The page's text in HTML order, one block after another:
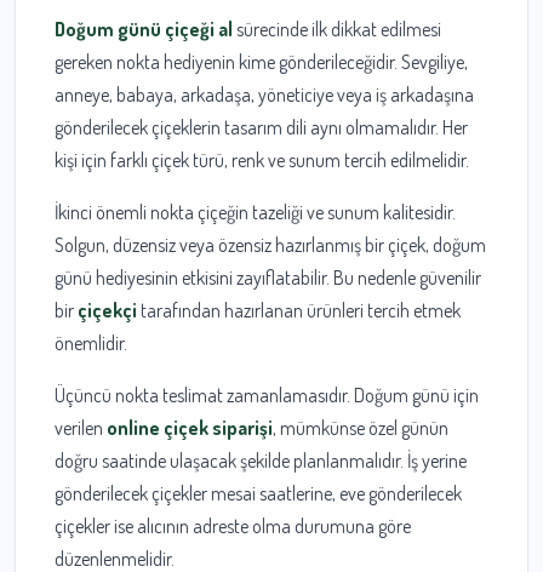
Doğum günü çiçeği al sürecinde ilk dikkat edilmesi
gereken nokta hediyenin kime gönderileceğidir. Sevgiliye,
anneye, babaya, arkadaşa, yöneticiye veya iş arkadaşına
gönderilecek çiçeklerin tasarım dili aynı olmamalıdır. Her
kişi için farklı çiçek türü, renk ve sunum tercih edilmelidir.
İkinci önemli nokta çiçeğin tazeliği ve sunum kalitesidir.
Solgun, düzensiz veya özensiz hazırlanmış bir çiçek, doğum
günü hediyesinin etkisini zayıflatabilir. Bu nedenle güvenilir
bir çiçekçi tarafından hazırlanan ürünleri tercih etmek
önemlidir.
Üçüncü nokta teslimat zamanlamasıdır. Doğum günü için
verilen online çiçek siparişi, mümkünse özel günün
doğru saatinde ulaşacak şekilde planlanmalıdır. İş yerine
gönderilecek çiçekler mesai saatlerine, eve gönderilecek
çiçekler ise alıcının adreste olma durumuna göre
düzenlenmelidir.